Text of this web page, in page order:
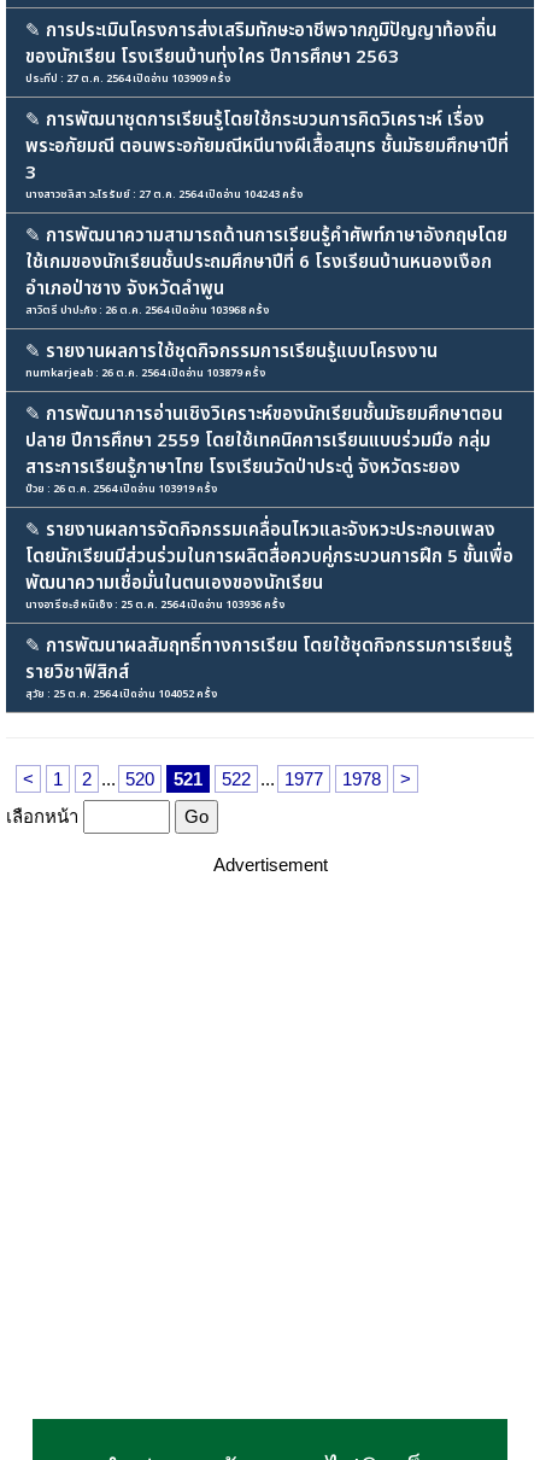
✎ การประเมินโครงการส่งเสริมทักษะอาชีพจากภูมิปัญญาท้องถิ่น
ของนักเรียน โรงเรียนบ้านทุ่งใคร ปีการศึกษา 2563
ประทีป : 27 ต.ค. 2564 เปิดอ่าน 103909 ครั้ง
✎ การพัฒนาชุดการเรียนรู้โดยใช้กระบวนการคิดวิเคราะห์ เรื่อง
พระอภัยมณี ตอนพระอภัยมณีหนีนางผีเสื้อสมุทร ชั้นมัธยมศึกษาปีที่
3
นางสาวชลิสา วะโรรัมย์ : 27 ต.ค. 2564 เปิดอ่าน 104243 ครั้ง
✎ การพัฒนาความสามารถด้านการเรียนรู้คำศัพท์ภาษาอังกฤษโดย
ใช้เกมของนักเรียนชั้นประถมศึกษาปีที่ 6 โรงเรียนบ้านหนองเงือก
อำเภอป่าซาง จังหวัดลำพูน
สาวิตรี ปาปะกัง : 26 ต.ค. 2564 เปิดอ่าน 103968 ครั้ง
✎ รายงานผลการใช้ชุดกิจกรรมการเรียนรู้แบบโครงงาน
numkarjeab : 26 ต.ค. 2564 เปิดอ่าน 103879 ครั้ง
✎ การพัฒนาการอ่านเชิงวิเคราะห์ของนักเรียนชั้นมัธยมศึกษาตอน
ปลาย ปีการศึกษา 2559 โดยใช้เทคนิคการเรียนแบบร่วมมือ กลุ่ม
สาระการเรียนรู้ภาษาไทย โรงเรียนวัดป่าประดู่ จังหวัดระยอง
บ๊วย : 26 ต.ค. 2564 เปิดอ่าน 103919 ครั้ง
✎ รายงานผลการจัดกิจกรรมเคลื่อนไหวและจังหวะประกอบเพลง
โดยนักเรียนมีส่วนร่วมในการผลิตสื่อควบคู่กระบวนการฝึก 5 ขั้นเพื่อ
พัฒนาความเชื่อมั่นในตนเองของนักเรียน
นางอารีซะฮ์ หนิเซ็ง : 25 ต.ค. 2564 เปิดอ่าน 103936 ครั้ง
✎ การพัฒนาผลสัมฤทธิ์ทางการเรียน โดยใช้ชุดกิจกรรมการเรียนรู้
รายวิชาฟิสิกส์
สุวัย : 25 ต.ค. 2564 เปิดอ่าน 104052 ครั้ง
< 1 2 ... 520 521 522 ... 1977 1978
>
เลือกหน้า
Advertisement